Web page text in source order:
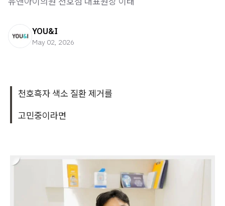
YOU&I
May 02, 2026
천호흑자 색소 질환 제거를
고민중이라면